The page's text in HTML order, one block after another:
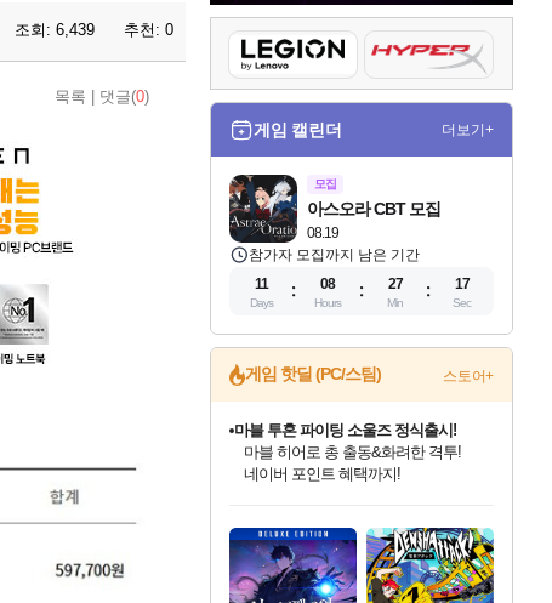
조회: 6,439 추천: 0
목록 댓글(0)
게임 캘린더 더보기+
모집
08.19
아스오라 CBT 모집
참가자 모집까지 남은 기간
11
Days
08
Hours
27
Min
16
Sec
게임 핫딜 (PC/스팀) 스토어+
최대 90% 할인가를 만나보세요!
네이버혜택과 함께 만나보세요!
50%할인&추가 적립까지!
마블 투혼 파이팅 소울즈 정식출시!
마블 히어로 총 출동&화려한 격투!
네이버 포인트 혜택까지!
귀무자: 검의 길 예약 판매 중!
10% 할인과
이니&베니 혜택까지!
네이버 혜택가와 함께 예약하세요!
할인&네이버혜택으로 만나보세요!
네이버페이 혜택과 만나보세요!
40주년 프로모션으로 만나보세요!
할인가에 만나보세요!
일부 에디션 상시 할인!
혜택으로 예약 판매 중
편안하게 충전하세요